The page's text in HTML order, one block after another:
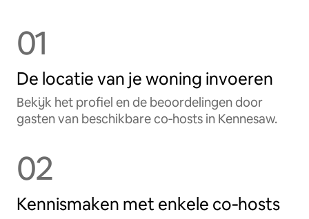
01
De locatie van je woning invoeren
Bekijk het profiel en de beoordelingen door
gasten van beschikbare co‑hosts in Kennesaw.
02
Kennismaken met enkele co‑hosts